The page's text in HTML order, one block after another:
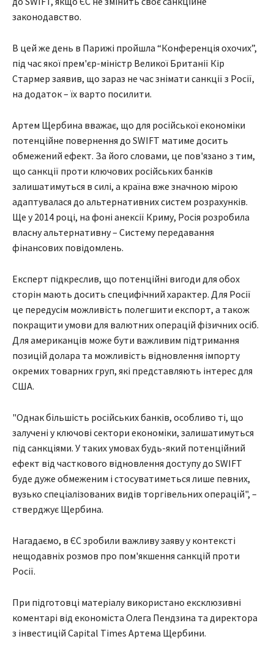
законодавство.
В цей же день в Парижі пройшла “Конференція охочих”,
під час якої прем'єр-міністр Великої Британії Кір
Стармер заявив, що зараз не час знімати санкції з Росії,
на додаток – їх варто посилити.
Артем Щербина вважає, що для російської економіки
потенційне повернення до SWIFT матиме досить
обмежений ефект. За його словами, це пов'язано з тим,
що санкції проти ключових російських банків
залишатимуться в силі, а країна вже значною мірою
адаптувалася до альтернативних систем розрахунків.
Ще у 2014 році, на фоні анексії Криму, Росія розробила
власну альтернативну – Систему передавання
фінансових повідомлень.
Експерт підкреслив, що потенційні вигоди для обох
сторін мають досить специфічний характер. Для Росії
це передусім можливість полегшити експорт, а також
покращити умови для валютних операцій фізичних осіб.
Для американців може бути важливим підтримання
позицій долара та можливість відновлення імпорту
окремих товарних груп, які представляють інтерес для
США.
"Однак більшість російських банків, особливо ті, що
залучені у ключові сектори економіки, залишатимуться
під санкціями. У таких умовах будь-який потенційний
ефект від часткового відновлення доступу до SWIFT
буде дуже обмеженим і стосуватиметься лише певних,
вузько спеціалізованих видів торгівельних операцій", –
стверджує Щербина.
Нагадаємо, в ЄС зробили важливу заяву у контексті
нещодавніх розмов про пом'якшення санкцій проти
Росії.
При підготовці матеріалу використано ексклюзивні
коментарі від економіста Олега Пендзина та директора
з інвестицій Capital Times Артема Щербини.